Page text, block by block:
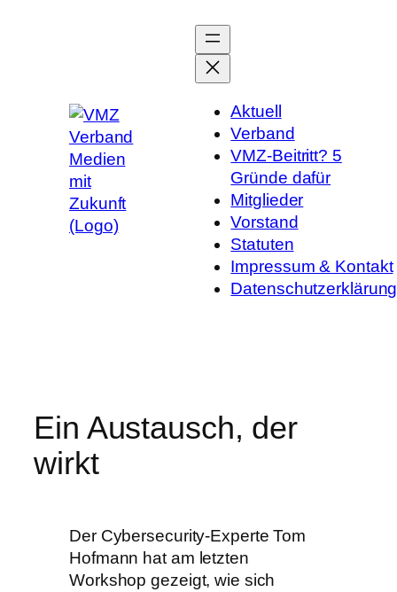
Aktuell
Verband
VMZ-Beitritt? 5
Gründe dafür
Mitglieder
Vorstand
Statuten
Impressum & Kontakt
Datenschutzerklärung
Ein Austausch, der
wirkt
Der Cybersecurity-Experte Tom
Hofmann hat am letzten
Workshop gezeigt, wie sich